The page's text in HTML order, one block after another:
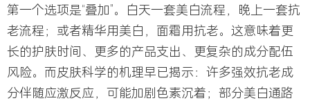
第一个选项是“叠加”。白天一套美白流程，晚上一套抗
老流程；或者精华用美白，面霜用抗老。这意味着更
长的护肤时间、更多的产品支出、更复杂的成分配伍
风险。而皮肤科学的机理早已揭示：许多强效抗老成
分伴随应激反应，可能加剧色素沉着；部分美白通路